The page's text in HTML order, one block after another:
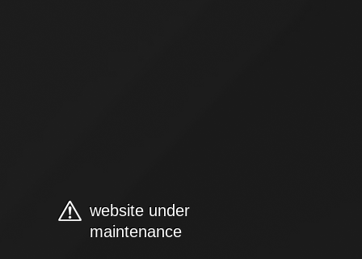
website under
maintenance